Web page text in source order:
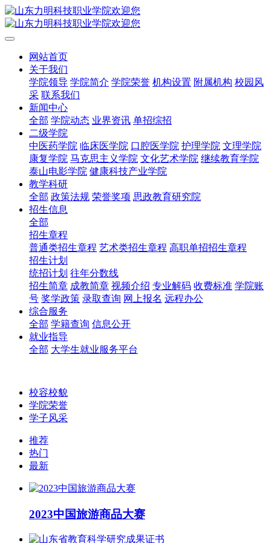
网站首页
关于我们
学院领导 学院简介 学院荣誉 机构设置 附属机构 校园风
采 联系我们
新闻中心
全部 学院动态 业界资讯 单招综招
二级学院
中医药学院 临床医学院 口腔医学院 护理学院 文理学院
康复学院 马克思主义学院 文化艺术学院 继续教育学院
泰山电影学院 健康科技产业学院
教学科研
全部 政策法规 荣誉奖项 思政教育研究院
招生信息
全部
招生章程
普通类招生章程 艺术类招生章程 高职单招招生章程
招生计划
统招计划 往年分数线
招生简章 成教简章 视频介绍 专业解码 收费标准 学院账
号 奖学政策 录取查询 网上报名 远程办公
综合服务
全部 学籍查询 信息公开
就业指导
全部 大学生就业服务平台
校容校貌
学院荣誉
学子风采
推荐
热门
最新
2023中国旅游商品大赛